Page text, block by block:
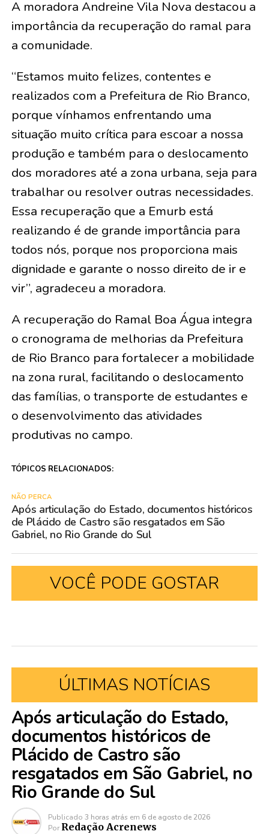
A moradora Andreine Vila Nova destacou a
importância da recuperação do ramal para
a comunidade.
“Estamos muito felizes, contentes e
realizados com a Prefeitura de Rio Branco,
porque vínhamos enfrentando uma
situação muito crítica para escoar a nossa
produção e também para o deslocamento
dos moradores até a zona urbana, seja para
trabalhar ou resolver outras necessidades.
Essa recuperação que a Emurb está
realizando é de grande importância para
todos nós, porque nos proporciona mais
dignidade e garante o nosso direito de ir e
vir”, agradeceu a moradora.
A recuperação do Ramal Boa Água integra
o cronograma de melhorias da Prefeitura
de Rio Branco para fortalecer a mobilidade
na zona rural, facilitando o deslocamento
das famílias, o transporte de estudantes e
o desenvolvimento das atividades
produtivas no campo.
TÓPICOS RELACIONADOS:
NÃO PERCA
Após articulação do Estado, documentos históricos
de Plácido de Castro são resgatados em São
Gabriel, no Rio Grande do Sul
VOCÊ PODE GOSTAR
ÚLTIMAS NOTÍCIAS
Após articulação do Estado,
documentos históricos de
Plácido de Castro são
resgatados em São Gabriel, no
Rio Grande do Sul
Publicado 3 horas atrás em 6 de agosto de 2026
Por Redação Acrenews